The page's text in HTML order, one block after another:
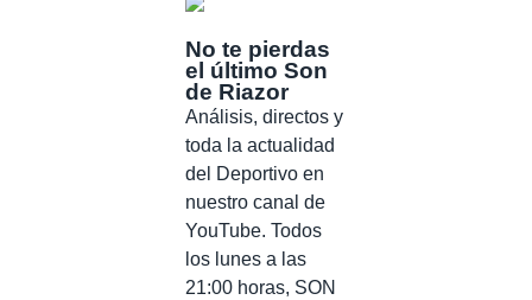
No te pierdas
el último Son
de Riazor
Análisis, directos y
toda la actualidad
del Deportivo en
nuestro canal de
YouTube. Todos
los lunes a las
21:00 horas, SON